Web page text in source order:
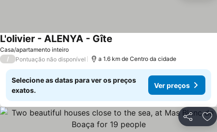
Casa/apartamento inteiro
L'olivier - ALENYA - Gîte
/ Pontuação não disponível a 1.6 km de Centro da cidade
Selecione as datas para ver os preços
exatos.
Ver preços
Partilhar